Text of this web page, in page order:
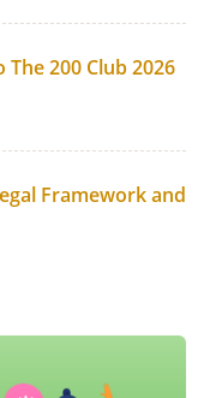
200 Club 2026
Framework and